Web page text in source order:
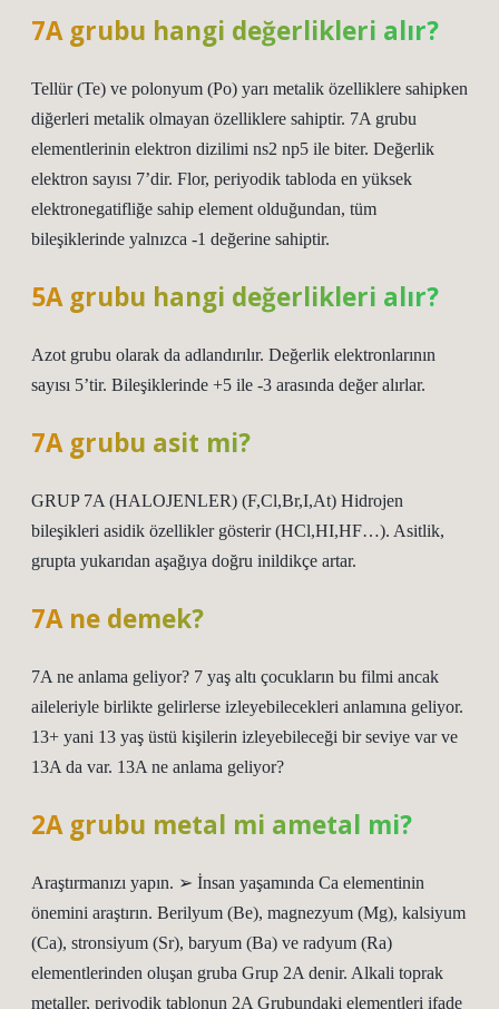
7A grubu hangi değerlikleri alır?
Tellür (Te) ve polonyum (Po) yarı metalik özelliklere sahipken
diğerleri metalik olmayan özelliklere sahiptir. 7A grubu
elementlerinin elektron dizilimi ns2 np5 ile biter. Değerlik
elektron sayısı 7’dir. Flor, periyodik tabloda en yüksek
elektronegatifliğe sahip element olduğundan, tüm
bileşiklerinde yalnızca -1 değerine sahiptir.
5A grubu hangi değerlikleri alır?
Azot grubu olarak da adlandırılır. Değerlik elektronlarının
sayısı 5’tir. Bileşiklerinde +5 ile -3 arasında değer alırlar.
7A grubu asit mi?
GRUP 7A (HALOJENLER) (F,Cl,Br,I,At) Hidrojen
bileşikleri asidik özellikler gösterir (HCl,HI,HF…). Asitlik,
grupta yukarıdan aşağıya doğru inildikçe artar.
7A ne demek?
7A ne anlama geliyor? 7 yaş altı çocukların bu filmi ancak
aileleriyle birlikte gelirlerse izleyebilecekleri anlamına geliyor.
13+ yani 13 yaş üstü kişilerin izleyebileceği bir seviye var ve
13A da var. 13A ne anlama geliyor?
2A grubu metal mi ametal mi?
Araştırmanızı yapın. ➢ İnsan yaşamında Ca elementinin
önemini araştırın. Berilyum (Be), magnezyum (Mg), kalsiyum
(Ca), stronsiyum (Sr), baryum (Ba) ve radyum (Ra)
elementlerinden oluşan gruba Grup 2A denir. Alkali toprak
metaller, periyodik tablonun 2A Grubundaki elementleri ifade